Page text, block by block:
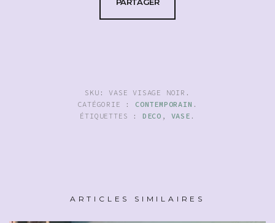
SKU: VASE VISAGE NOIR .
CATÉGORIE : CONTEMPORAIN .
ÉTIQUETTES : DECO , VASE .
ARTICLES SIMILAIRES